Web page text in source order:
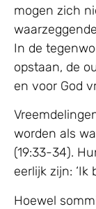
mogen zich
waarzeggende
In de
opstaan, de
en voor God
worden als
(19:33-34).
eerlijk zijn: ‘Ik
Hoewel